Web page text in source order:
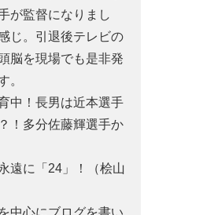
が監督になりまし
じ。引退後テレビの
脳を現場でも是非発
。
中！長男は近本選手
！多分佐藤輝選手か
遠に「24」！（桧山
中心にブログを書い